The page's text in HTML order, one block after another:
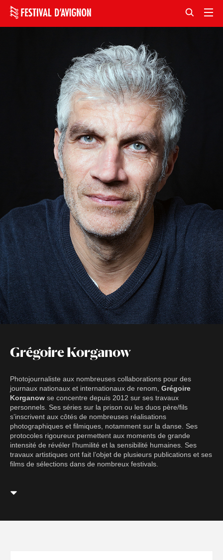
Grégoire Korganow
Photojournaliste aux nombreuses collaborations pour des
journaux nationaux et internationaux de renom, Grégoire
Korganow se concentre depuis 2012 sur ses travaux
personnels. Ses séries sur la prison ou les duos père/fils
s’inscrivent aux côtés de nombreuses réalisations
photographiques et filmiques, notamment sur la danse. Ses
protocoles rigoureux permettent aux moments de grande
intensité de révéler l’humilité et la sensibilité humaines. Ses
travaux artistiques ont fait l’objet de plusieurs publications et ses
films de sélections dans de nombreux festivals.